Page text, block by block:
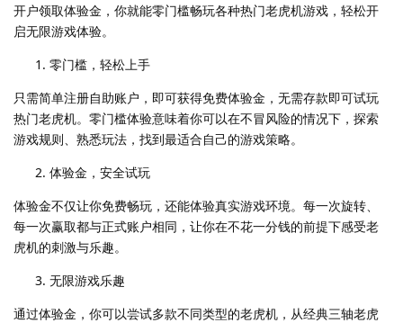
开户领取体验金，你就能零门槛畅玩各种热门老虎机游戏，轻松开
启无限游戏体验。
零门槛，轻松上手
只需简单注册自助账户，即可获得免费体验金，无需存款即可试玩
热门老虎机。零门槛体验意味着你可以在不冒风险的情况下，探索
游戏规则、熟悉玩法，找到最适合自己的游戏策略。
体验金，安全试玩
体验金不仅让你免费畅玩，还能体验真实游戏环境。每一次旋转、
每一次赢取都与正式账户相同，让你在不花一分钱的前提下感受老
虎机的刺激与乐趣。
无限游戏乐趣
通过体验金，你可以尝试多款不同类型的老虎机，从经典三轴老虎